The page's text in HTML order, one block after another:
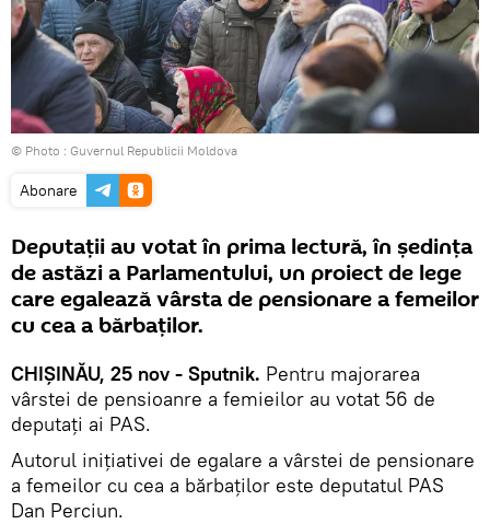
© Photo : Guvernul Republicii Moldova
Abonare
Deputații au votat în prima lectură, în ședința
de astăzi a Parlamentului, un proiect de lege
care egalează vârsta de pensionare a femeilor
cu cea a bărbaților.
CHIȘINĂU, 25 nov - Sputnik. Pentru majorarea
vârstei de pensioanre a femieilor au votat 56 de
deputați ai PAS.
Autorul inițiativei de egalare a vârstei de pensionare
a femeilor cu cea a bărbaților este deputatul PAS
Dan Perciun.